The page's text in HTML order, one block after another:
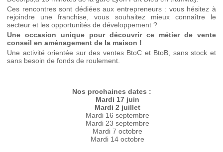
Ces rencontres sont dédiées aux entrepreneurs : vous hésitez à
rejoindre une franchise, vous souhaitez mieux connaître le
secteur et les opportunités de développement ?
Une occasion unique pour découvrir ce métier de vente
conseil en aménagement de la maison !
Une activité orientée sur des ventes BtoC et BtoB, sans stock et
sans besoin de fonds de roulement.
Nos prochaines dates :
Mardi 17 juin
Mardi 2 juillet
Mardi 16 septembre
Mardi 23 septembre
Mardi 7 octobre
Mardi 14 octobre